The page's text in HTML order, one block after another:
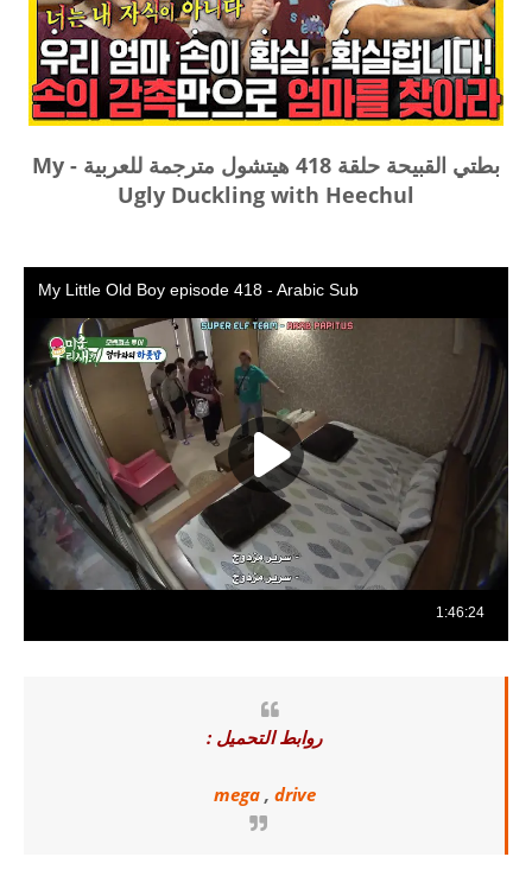
بطتي القبيحة حلقة 418 هيتشول مترجمة للعربية - My
Ugly Duckling with Heechul
روابط التحميل :
mega, drive